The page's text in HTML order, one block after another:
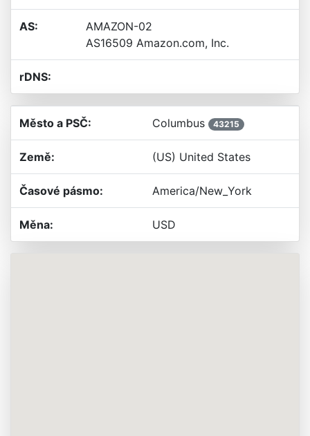
AS:
AMAZON-02
AS16509 Amazon.com, Inc.
rDNS:
Město a PSČ: Columbus 43215
Země: (US) United States
Časové pásmo: America/New_York
Měna: USD